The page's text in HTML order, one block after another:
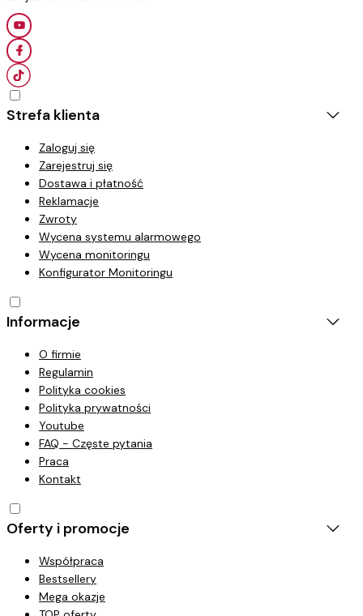
Strefa klienta
Zaloguj się
Zarejestruj się
Dostawa i płatność
Reklamacje
Zwroty
Wycena systemu alarmowego
Wycena monitoringu
Konfigurator Monitoringu
Informacje
O firmie
Regulamin
Polityka cookies
Polityka prywatności
Youtube
FAQ - Częste pytania
Praca
Kontakt
Oferty i promocje
Współpraca
Bestsellery
Mega okazje